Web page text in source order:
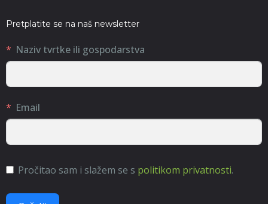
Pretplatite se na naš newsletter
Naziv tvrtke ili gospodarstva
Email
Pročitao sam i slažem se s politikom privatnosti.